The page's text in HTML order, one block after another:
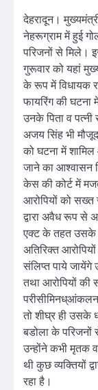
देहरादून।
नेहरूग्राम में हुई
परिजनों से मिले।
गुरूवार को यहां
के रूप में विधायक
फायरिंग की
उनके पिता व
अजय सिंह भी
को घटना में
जाने का आश्वासन
केस की कोर्ट में
आरोपियों को सख्त
द्वारा अवैध रूप से
एक्ट के तहत उसके
अतिरिक्त
संलिप्त पाये जायेंगे
तथा आरोपियों की
परीसीमिनध्आंकलन
तो शीघ्र ही उसके
बडोला के परिजनों
उन्होंने कभी मृतक
थी कुछ व्यक्तियों
रहा है।